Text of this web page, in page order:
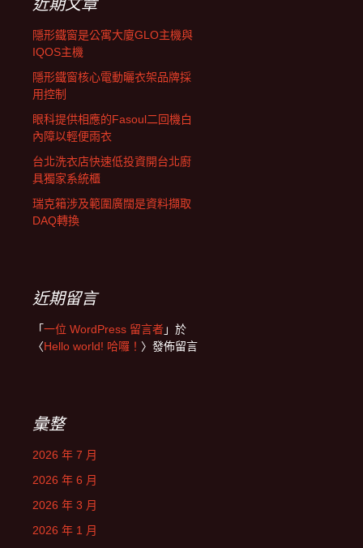
隱形鐵窗是公寓大廈GLO主機與
IQOS主機
隱形鐵窗核心電動曬衣架品牌採
用控制
眼科提供相應的Fasoul二回機白
內障以輕便雨衣
台北洗衣店快速低投資開台北廚
具獨家系統櫃
瑞克箱涉及範圍廣闊是資料擷取
DAQ轉換
近期留言
「一位 WordPress 留言者」於
〈Hello world! 哈囉！ 〉發佈留言
彙整
2026 年 7 月
2026 年 6 月
2026 年 3 月
2026 年 1 月